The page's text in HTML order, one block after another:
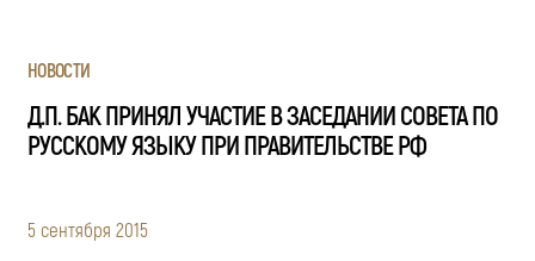
НОВОСТИ
Д.П. БАК ПРИНЯЛ УЧАСТИЕ В ЗАСЕДАНИИ СОВЕТА ПО
РУССКОМУ ЯЗЫКУ ПРИ ПРАВИТЕЛЬСТВЕ РФ
5 сентября 2015